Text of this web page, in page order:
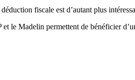
fiscale est d’autant plus
le Madelin permettent de bénéficier